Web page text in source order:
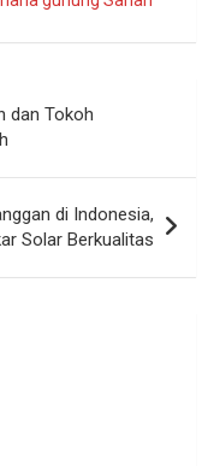
dan Tokoh
di Indonesia,
Solar Berkualitas